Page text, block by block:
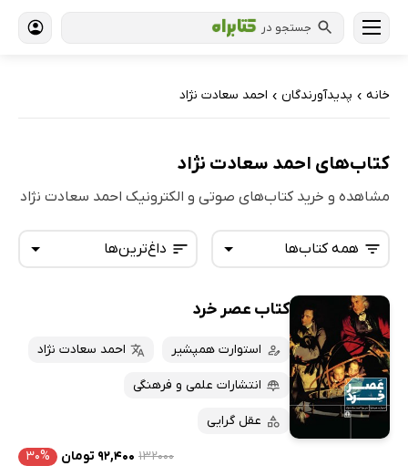
جستجو در
خانه › پدیدآورندگان › احمد سعادت نژاد
کتاب‌های احمد سعادت نژاد
مشاهده و خرید کتاب‌های صوتی و الکترونیک احمد سعادت نژاد
داغ‌ترین‌ها
داغ‌ترین‌ها
پرفروش‌ها
ارزان ترین‌ها
همه کتاب‌ها
همه کتاب‌ها
کتاب‌های صوتی
کتاب‌های متنی
کتاب عصر خرد
استوارت همپشیر احمد سعادت نژاد
انتشارات علمی و فرهنگی
عقل گرایی
۱۳۲۰۰۰ ۹۲,۴۰۰ تومان ۳۰%